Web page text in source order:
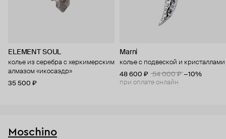
ELEMENT SOUL
колье из серебра с херкимерским
алмазом «икосаэдр»
35 500 ₽
Marni
колье с подвеской и кристаллами
48 600 ₽
54 000 ₽ −10%
при оплате онлайн
Moschino